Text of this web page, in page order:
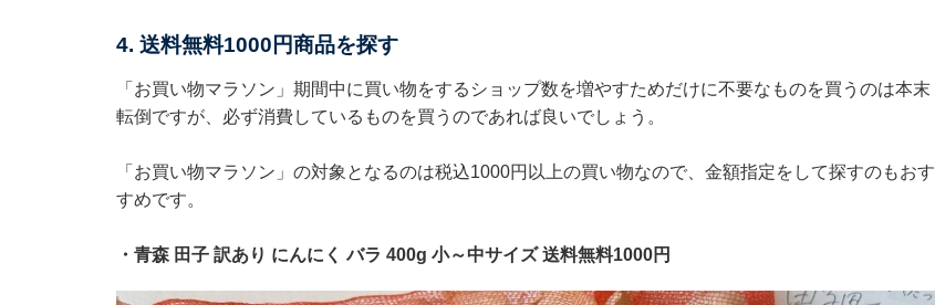
4. 送料無料1000円商品を探す
「お買い物マラソン」期間中に買い物をするショップ数を増やすためだけに不要なものを買うのは本末
転倒ですが、必ず消費しているものを買うのであれば良いでしょう。
「お買い物マラソン」の対象となるのは税込1000円以上の買い物なので、金額指定をして探すのもおす
すめです。
・ 青森 田子 訳あり にんにく バラ 400g 小～中サイズ 送料無料1000円